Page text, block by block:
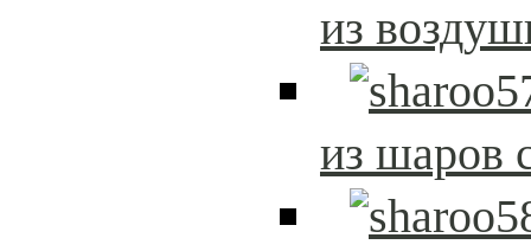
из
из шаров